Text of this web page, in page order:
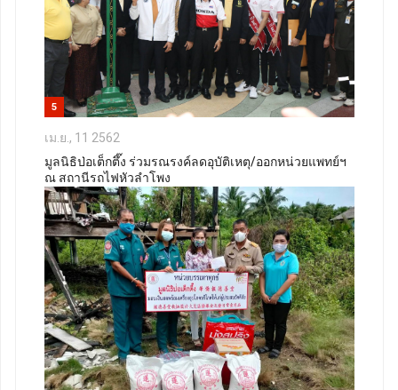
5
เม.ย., 11 2562
มูลนิธิป่อเต็กตึ๊ง ร่วมรณรงค์ลดอุบัติเหตุ/ออกหน่วยแพทย์ฯ
ณ สถานีรถไฟหัวลำโพง